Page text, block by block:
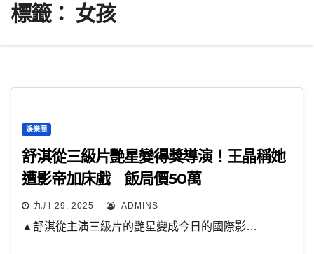
標籤： 女孩
娛樂圈
舒淇從三級片艷星變得獎導演！王晶稱她
遭影帝加床戲 飯局價50萬
九月 29, 2025 ADMINS
▲舒淇從主演三級片的艷星變成今日的國際影…